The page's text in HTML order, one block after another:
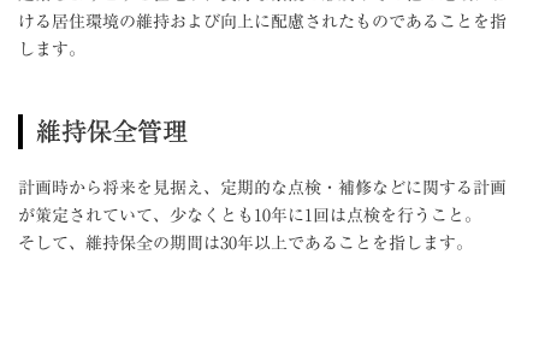
ける居住環境の維持および向上に配慮されたものであることを指
します。
維持保全管理
計画時から将来を見据え、定期的な点検・補修などに関する計画
が策定されていて、少なくとも10年に1回は点検を行うこと。
そして、維持保全の期間は30年以上であることを指します。